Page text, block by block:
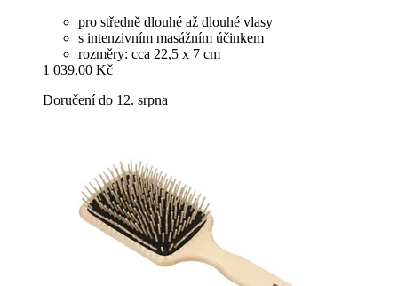
pro středně dlouhé až dlouhé vlasy
s intenzivním masážním účinkem
rozměry: cca 22,5 x 7 cm
1 039,00 Kč
Doručení do 12. srpna